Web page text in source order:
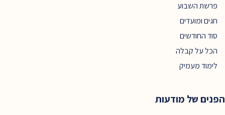
פרשת השבוע
חגים ומועדים
סוד החודשים
הכל על קבלה
לימוד מעמיק
הפנים של מודעות